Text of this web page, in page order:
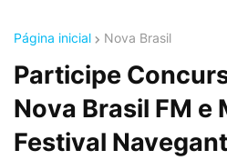
Página inicial Nova Brasil
Participe
Nova Brasil FM e
Festival